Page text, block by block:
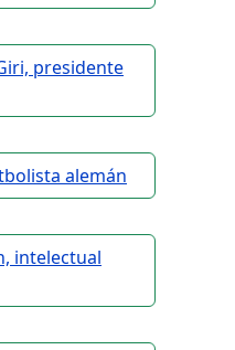
presidente
alemán
intelectual